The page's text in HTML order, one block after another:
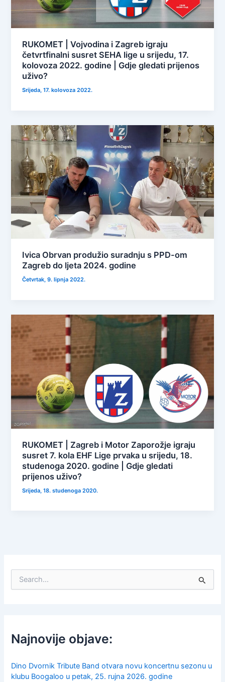
RUKOMET | Vojvodina i Zagreb igraju
četvrtfinalni susret SEHA lige u srijedu, 17.
kolovoza 2022. godine | Gdje gledati prijenos
uživo?
Srijeda, 17. kolovoza 2022.
Ivica Obrvan produžio suradnju s PPD-om
Zagreb do ljeta 2024. godine
Četvrtak, 9. lipnja 2022.
RUKOMET | Zagreb i Motor Zaporožje igraju
susret 7. kola EHF Lige prvaka u srijedu, 18.
studenoga 2020. godine | Gdje gledati
prijenos uživo?
Srijeda, 18. studenoga 2020.
f
o
:
Najnovije objave:
Dino Dvornik Tribute Band otvara novu koncertnu sezonu u
klubu Boogaloo u petak, 25. rujna 2026. godine